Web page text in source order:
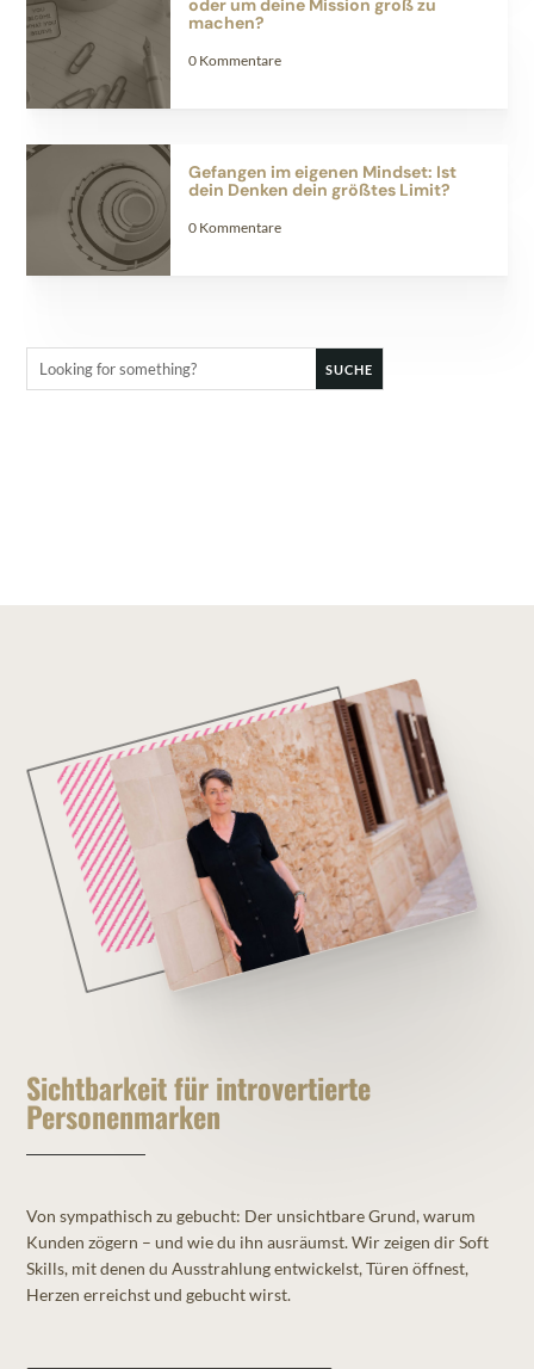
oder um deine Mission groß zu
machen?
0 Kommentare
Gefangen im eigenen Mindset: Ist
dein Denken dein größtes Limit?
0 Kommentare
Sichtbarkeit für introvertierte
Personenmarken
Von sympathisch zu gebucht: Der unsichtbare Grund, warum
Kunden zögern – und wie du ihn ausräumst.Wir zeigen dir Soft
Skills, mit denen du Ausstrahlung entwickelst, Türen öffnest,
Herzen erreichst und gebucht wirst.